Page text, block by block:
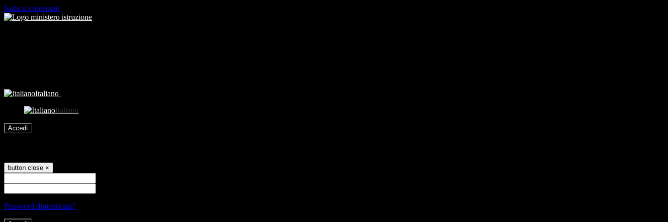
Salta al contenuto
Italiano
Italiano
Accedi
button close ×
Password dimenticata?